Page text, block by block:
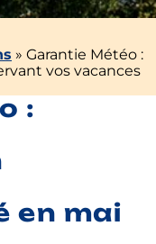
» Garantie Météo :
vos vacances
:
en mai